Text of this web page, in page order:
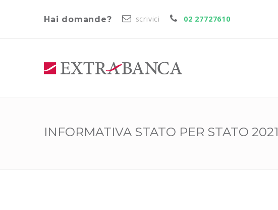
Hai domande? scrivici 02 27727610
INFORMATIVA STATO PER STATO 2021